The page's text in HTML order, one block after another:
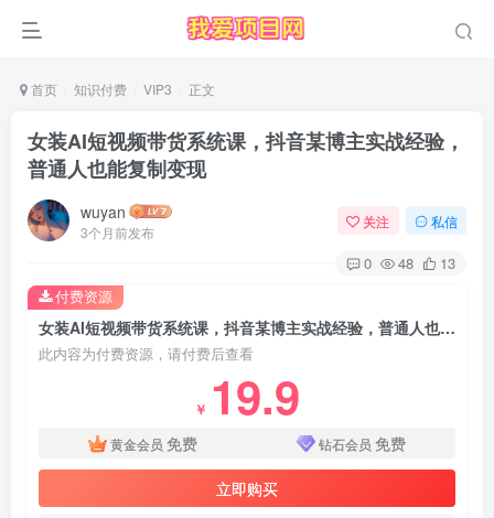
首页 知识付费 VIP3 正文
女装AI短视频带货系统课，抖音某博主实战经验，
普通人也能复制变现
wuyan
3个月前发布
关注 私信
0 48 13
女装AI短视频带货系统课，抖音某博主实战经验，普通人也能复制变现
此内容为付费资源，请付费后查看
￥ 19.9
黄金会员 免费 钻石会员 免费
立即购买
付费资源